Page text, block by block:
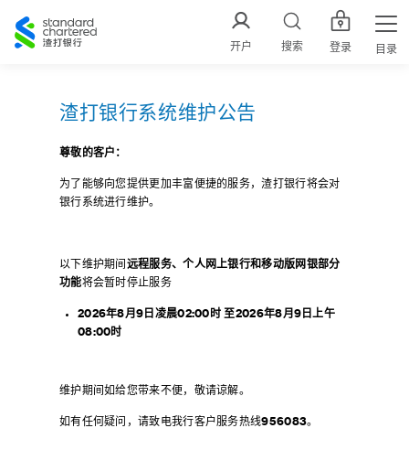
渣
打
中
开户 搜索 登录 目录
渣打银行系统维护公告
尊敬的客户 ：
为了能够向您提供更加丰富便捷的服务，渣打银行将会对
银行系统进行维护。
以下维护期间 远程服务、个人网上银行和移动版网银部分
功能将会暂时停止服务
2026年8月9 日凌晨02:00 时 至2026年8月 9 日上午
08:00时
维护期间如给您带来不便，敬请谅解。
如有任何疑问，请致电我行客户服务热线956083。